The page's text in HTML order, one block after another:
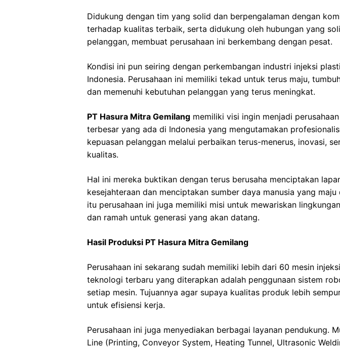
Didukung dengan tim yang solid dan berpengalaman dengan
terhadap kualitas terbaik, serta didukung oleh hubungan yang
pelanggan, membuat perusahaan ini berkembang dengan pesat.
Kondisi ini pun seiring dengan perkembangan industri injeksi
Indonesia. Perusahaan ini memiliki tekad untuk terus maju,
dan memenuhi kebutuhan pelanggan yang terus meningkat.
PT Hasura Mitra Gemilang memiliki visi ingin menjadi
terbesar yang ada di Indonesia yang mengutamakan
kepuasan pelanggan melalui perbaikan terus-menerus, inovasi,
kualitas.
Hal ini mereka buktikan dengan terus berusaha menciptakan
kesejahteraan dan menciptakan sumber daya manusia yang maju
itu perusahaan ini juga memiliki misi untuk mewariskan
dan ramah untuk generasi yang akan datang.
Hasil Produksi PT Hasura Mitra Gemilang
Perusahaan ini sekarang sudah memiliki lebih dari 60 mesin
teknologi terbaru yang diterapkan adalah penggunaan sistem
setiap mesin. Tujuannya agar supaya kualitas produk lebih
untuk efisiensi kerja.
Perusahaan ini juga menyediakan berbagai layanan pendukung.
Line (Printing, Conveyor System, Heating Tunnel, Ultrasonic